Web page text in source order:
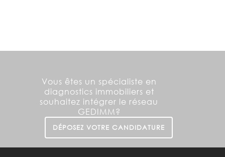
Vous êtes un spécialiste en
diagnostics immobiliers et
souhaitez intégrer le réseau
GEDIMM?
DÉPOSEZ VOTRE CANDIDATURE